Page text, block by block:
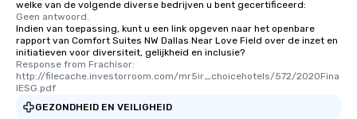
welke van de volgende diverse bedrijven u bent gecertificeerd:
Geen antwoord.
Indien van toepassing, kunt u een link opgeven naar het openbare
rapport van Comfort Suites NW Dallas Near Love Field over de inzet en
initiatieven voor diversiteit, gelijkheid en inclusie?
Response from Frachisor:
http://filecache.investorroom.com/mr5ir_choicehotels/572/2020Fina
lESG.pdf
GEZONDHEID EN VEILIGHEID